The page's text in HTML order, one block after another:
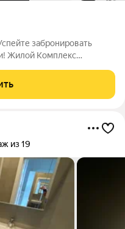
забронировать
Жилой Комплекс
этажного здания.
из 19